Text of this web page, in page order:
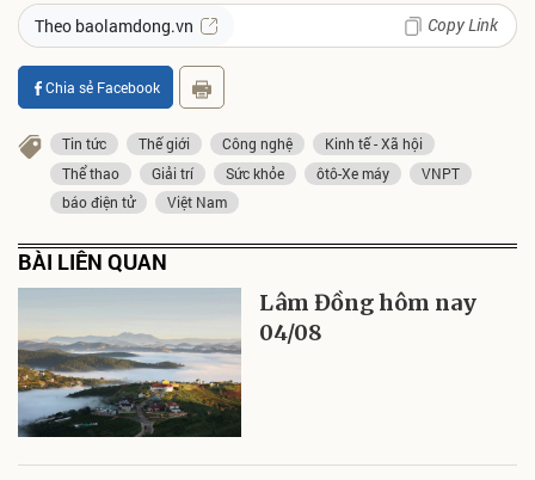
Theo baolamdong.vn Copy Link
Chia sẻ Facebook
Tin tức Thế giới Công nghệ
Kinh tế - Xã hội
Thể thao
Giải trí Sức khỏe ôtô-Xe máy
VNPT
báo điện tử
Việt Nam
BÀI LIÊN QUAN
Lâm Đồng hôm nay
04/08